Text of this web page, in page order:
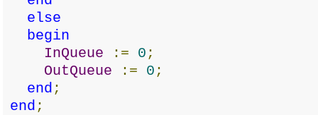
else
begin
InQueue
:= 0 ;
OutQueue
:= 0 ;
end ;
end ;